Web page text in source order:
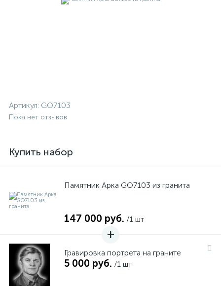
Артикул: GO7103
Пока нет отзывов
Купить набор
Памятник Арка GO7103 из гранита
147 000 руб. /1 шт
Гравировка портрета на граните
5 000 руб. /1 шт